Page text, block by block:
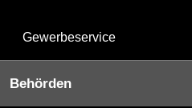
Gewerbeservice
Behörden